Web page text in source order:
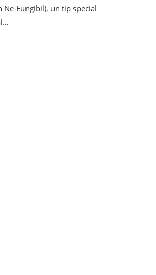
Ne-Fungibil), un tip special